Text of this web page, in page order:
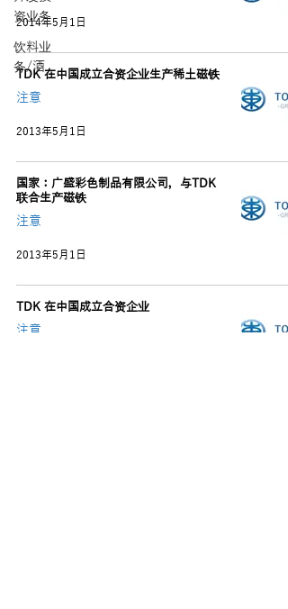
资业务
饮料业
务/酒
2014年5月1日
TDK 在中国成立合资企业生产稀土磁铁
注意
2013年5月1日
国家：广盛彩色制品有限公司，与TDK
联合生产磁铁
注意
2013年5月1日
TDK 在中国成立合资企业
注意